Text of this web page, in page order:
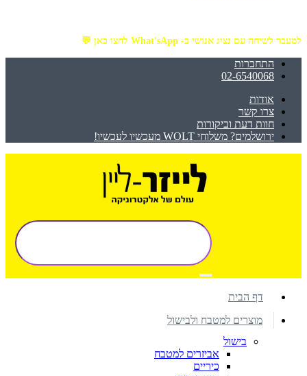
למעבר לשיחה עם נציג אנושי ב- What'sApp לחצו כאן 💬
התחברות
02-6540068
אודות
צרו קשר
חוות דעת וביקורות
ירושלמים? משלוחי WOLT מעכשיו לעכשיו!
דף הבית
מוצרים למטבח ולבישול
בישול
אביזרים למטבח
כיריים